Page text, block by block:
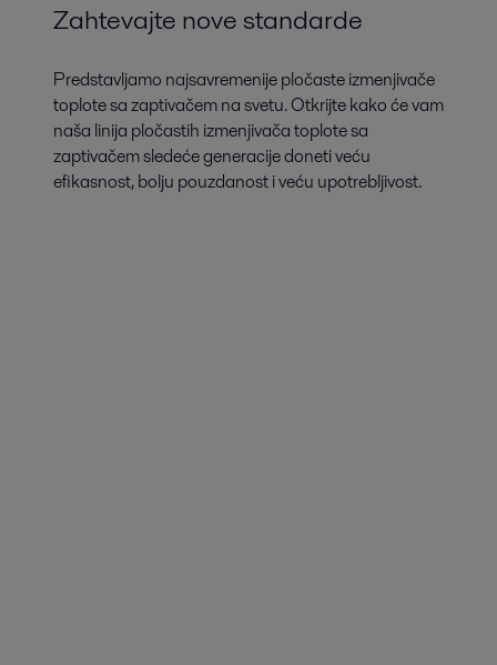
Zahtevajte nove standarde
Predstavljamo najsavremenije pločaste izmenjivače
toplote sa zaptivačem na svetu. Otkrijte kako će vam
naša linija pločastih izmenjivača toplote sa
zaptivačem sledeće generacije doneti veću
efikasnost, bolju pouzdanost i veću upotrebljivost.